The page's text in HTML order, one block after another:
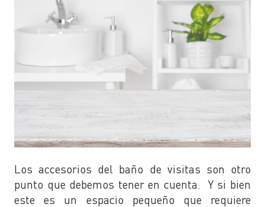
Los accesorios del baño de visitas son otro
punto que debemos tener en cuenta. Y si bien
este es un espacio pequeño que requiere